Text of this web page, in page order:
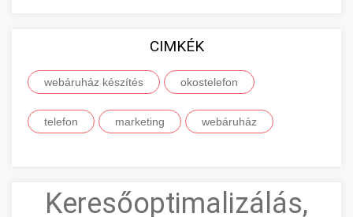
CIMKÉK
webáruház készítés okostelefon
telefon marketing webáruház
Keresőoptimalizálás,